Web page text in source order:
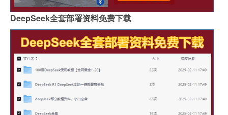
DeepSeek全套部署资料免费下载